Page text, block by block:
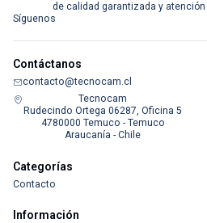
de calidad garantizada y
Síguenos
Contáctanos
contacto@tecnocam.cl
Tecnocam
Rudecindo Ortega 06287, Oficina 5
4780000 Temuco - Temuco
Araucanía - Chile
Categorías
Contacto
Información